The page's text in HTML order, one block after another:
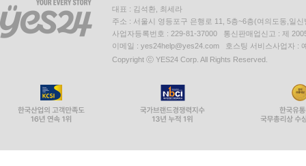
대표 : 김석환, 최세라
주소 : 서울시 영등포구 은행로 11, 5층~6층(여의도동,일신
사업자등록번호 : 229-81-37000 통신판매업신고 : 제
이메일 : yes24help@yes24.com 호스팅 서비스사업자 :
Copyright ⓒ YES24 Corp. All Rights Reserved.